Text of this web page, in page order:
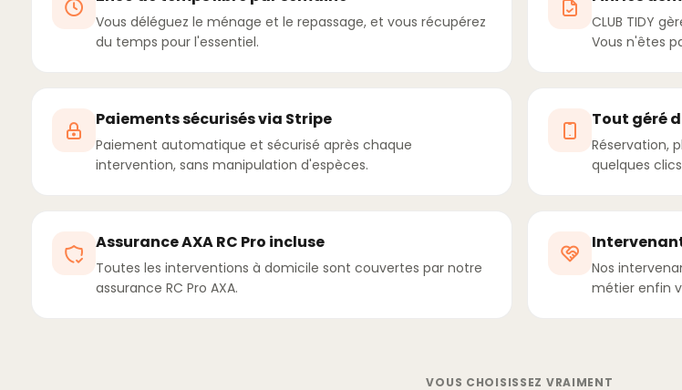
Vous déléguez le ménage et le repassage, et vous récupérez
du temps pour l'essentiel.
CLUB TIDY
Vous n'êtes
Paiements sécurisés via Stripe
Paiement automatique et sécurisé après chaque
intervention, sans manipulation d'espèces.
Tout géré
Réservation,
quelques
Assurance AXA RC Pro incluse
Toutes les interventions à domicile sont couvertes par notre
assurance RC Pro AXA.
Nos
métier enfin
VOUS CHOISISSEZ VRAIMENT